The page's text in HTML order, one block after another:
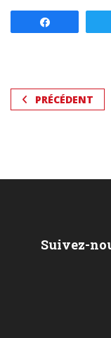
PRÉCÉDENT
Suivez-